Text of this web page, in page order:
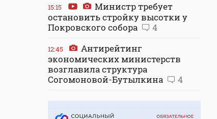
15:15
Министр требует
остановить стройку высотки у
Покровского собора
4
12:45
Антирейтинг
экономических министерств
возглавила структура
Согомоновой-Бутылкина
4